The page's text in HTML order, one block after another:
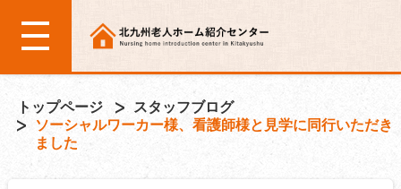
トップページ
スタッフブログ
ソーシャルワーカー様、看護師様と見学に同行いただき
ました